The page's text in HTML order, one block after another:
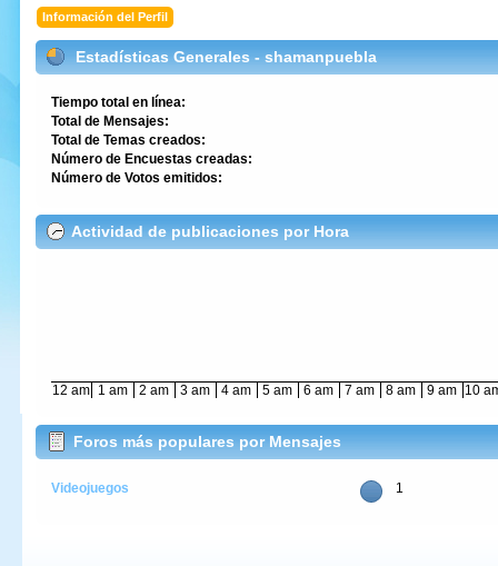
Información del Perfil
Estadísticas Generales - shamanpuebla
Tiempo total en línea:
Total de Mensajes:
Total de Temas creados:
Número de Encuestas creadas:
Número de Votos emitidos:
Actividad de publicaciones por Hora
12 am 1 am 2 am 3 am 4 am 5 am 6 am 7 am 8 am 9 am 10
Foros más populares por Mensajes
Videojuegos 1